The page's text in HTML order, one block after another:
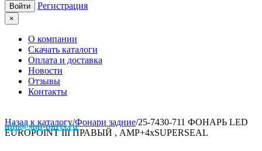
Регистрация
×
О компании
Скачать каталоги
Оплата и доставка
Новости
Отзывы
Контакты
info@stat-parts.ru
Назад к каталогу/Фонари задние/25-7430-711 ФОНАРЬ LED
EUROPOINT III ПРАВЫЙ , AMP+4хSUPERSEAL